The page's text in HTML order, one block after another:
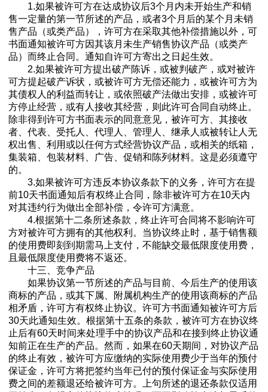
1.如果被许可方在达成协议后3个月内未开始生产和销
售一定量的第一节所述的产品，或者3个月后的某个月未销
售产品（或类产品），许可方在采取其他补偿措施以外，可
书面通知被许可方因其该月未生产销售协议产品（或类产
品）而终止合同。通知自许可方寄出之日起生效。
2.如果被许可方提出破产陈诉，或被判破产，或对被许
可方提起破产诉状，或被许可方无偿还能力，或被许可方为
其债权人的利益而转让，或依照破产法做出安排，或被许可
方停止经营，或有人接收其经营，则此许可合同自动终止。
除非得到许可方书面表示的同意意见，被许可方、其接收
者、代表、受托人、代理人、管理人、继承人或被转让人无
权出售、利用或以任何方式经营协议产品，或相关的纸箱，
集装箱、包装材料、广告、促销和陈列材料。这是必须遵守
的。
3.如果被许可方违反本协议条款下的义务，许可方在提
前10天书面通知后有权终止合同，除非被许可方在10天内
对其违约行为做出全部补偿，令许可方满意。
4.根据第十二条所述条款，终止许可合同将不影响许可
方对被许可方拥有的其他权利。当协议终止时，基于销售额
的使用费即刻到期需马上支付，不能缺交最低限度使用费，
且最低限度使用费将不返还。
十三、竞争产品
如果协议第一节所述的产品与目前、今后生产的使用该
商标的产品，或其下属、附属机构生产的使用该商标的产品
相矛盾，许可方有权终止协议。许可方书面通知被许可方后
30天此通知生效。根据第十五条的条款，被许可方在协议终
止后有60天时间来处理手中的协议产品和在接到终止协议通
知前正在生产的产品。然而，如果在60天期间，对协议产品
的终止有效，被许可方应缴纳的实际使用费少于当年的预付
保证金，许可方将把签约当年已付的预付保证金与实际使用
费之间的差额退还给被许可方。上句所述的退还条款仅适用